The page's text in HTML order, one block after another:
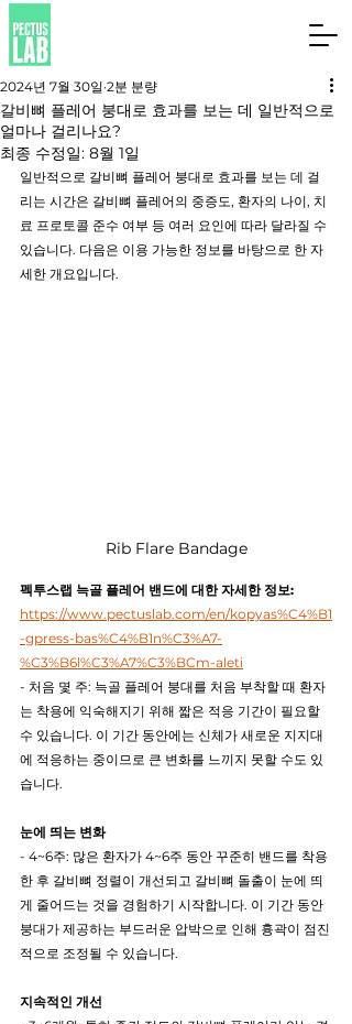
갈비뼈 플레어 붕대로 효과를 보는 데 일반적으로
얼마나 걸리나요?
2024년 7월 30일 2분 분량
최종 수정일: 8월 1일
일반적으로 갈비뼈 플레어 붕대로 효과를 보는 데 걸
리는 시간은 갈비뼈 플레어의 중증도, 환자의 나이, 치
료 프로토콜 준수 여부 등 여러 요인에 따라 달라질 수
있습니다. 다음은 이용 가능한 정보를 바탕으로 한 자
세한 개요입니다.
Rib Flare Bandage
펙투스랩 늑골 플레어 밴드에 대한 자세한 정보:
https://www.pectuslab.com/en/kopyas%C4%B1
-gpress-bas%C4%B1n%C3%A7-
%C3%B6l%C3%A7%C3%BCm-aleti
- 처음 몇 주: 늑골 플레어 붕대를 처음 부착할 때 환자
는 착용에 익숙해지기 위해 짧은 적응 기간이 필요할
수 있습니다. 이 기간 동안에는 신체가 새로운 지지대
에 적응하는 중이므로 큰 변화를 느끼지 못할 수도 있
습니다.
눈에 띄는 변화
- 4~6주: 많은 환자가 4~6주 동안 꾸준히 밴드를 착용
한 후 갈비뼈 정렬이 개선되고 갈비뼈 돌출이 눈에 띄
게 줄어드는 것을 경험하기 시작합니다. 이 기간 동안
붕대가 제공하는 부드러운 압박으로 인해 흉곽이 점진
적으로 조정될 수 있습니다.
지속적인 개선